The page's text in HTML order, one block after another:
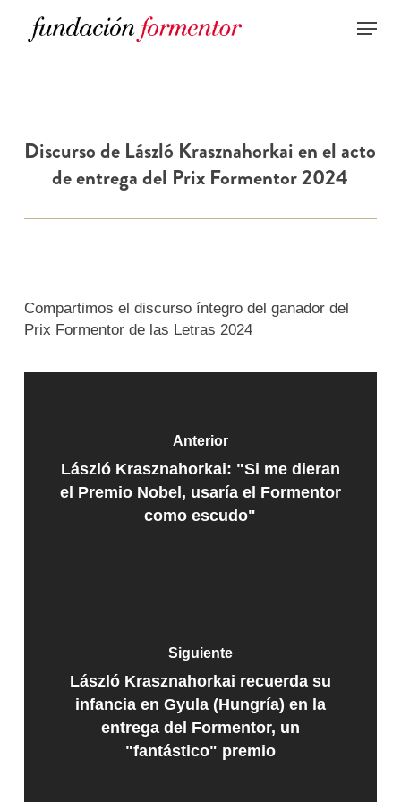
Discurso de László Krasznahorkai en el acto
de entrega del Prix Formentor 2024
Compartimos el discurso íntegro del ganador del
Prix Formentor de las Letras 2024
Anterior
László Krasznahorkai: "Si me dieran
el Premio Nobel, usaría el Formentor
como escudo"
Siguiente
László Krasznahorkai recuerda su
infancia en Gyula (Hungría) en la
entrega del Formentor, un
"fantástico" premio